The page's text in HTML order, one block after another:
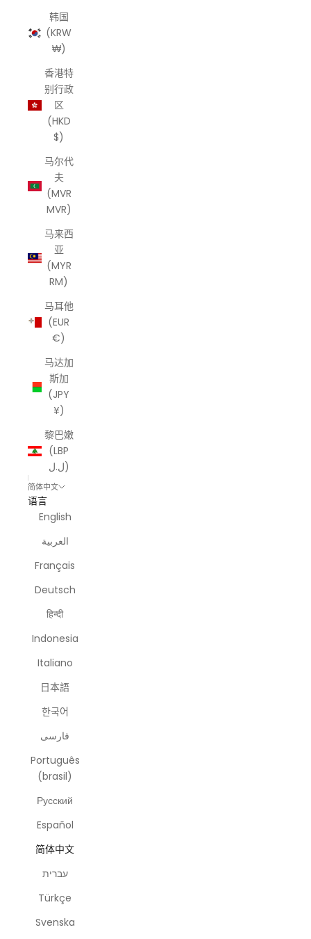
韩国
(KRW
₩)
香港特
别行政
区
(HKD
$)
马尔代
夫
(MVR
MVR)
马来西
亚
(MYR
RM)
马耳他
(EUR
€)
马达加
斯加
(JPY
¥)
黎巴嫩
(LBP
ل.ل)
简体中文
语言
English
العربية
Français
Deutsch
हिन्दी
Indonesia
Italiano
日本語
한국어
فارسی
Português
(brasil)
Русский
Español
简体中文
עברית
Türkçe
Svenska